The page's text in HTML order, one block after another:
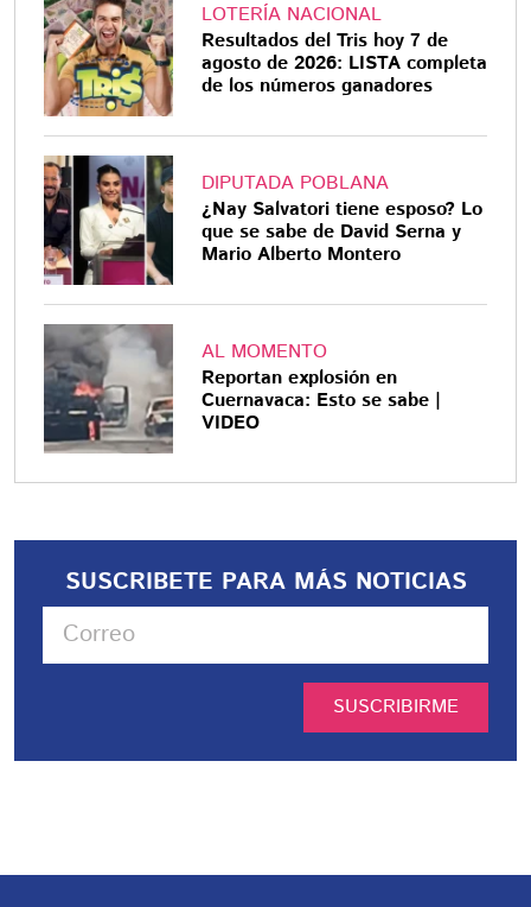
LOTERÍA NACIONAL
Resultados del Tris hoy 7 de
agosto de 2026: LISTA completa
de los números ganadores
DIPUTADA POBLANA
¿Nay Salvatori tiene esposo? Lo
que se sabe de David Serna y
Mario Alberto Montero
AL MOMENTO
Reportan explosión en
Cuernavaca: Esto se sabe |
VIDEO
SUSCRIBETE PARA MÁS NOTICIAS
SUSCRIBIRME